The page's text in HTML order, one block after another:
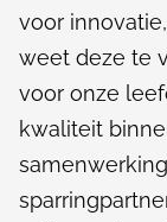
voor
weet deze te
voor onze
kwaliteit